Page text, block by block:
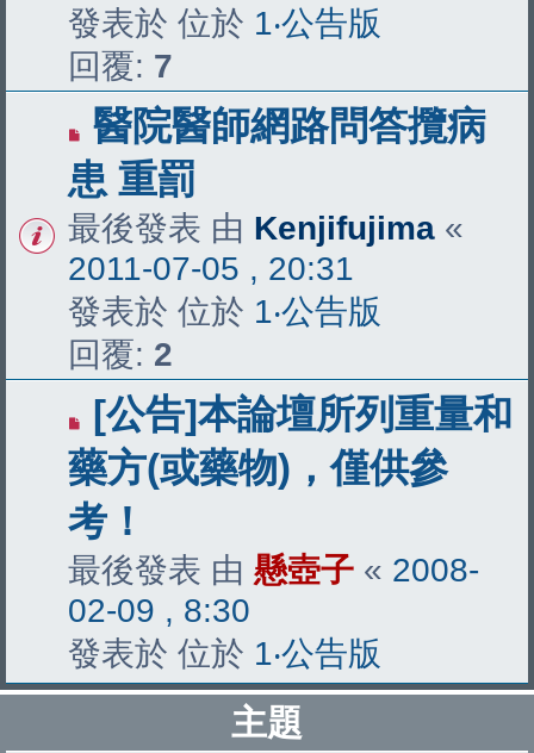
發表於 位於 1‧公告版
回覆: 7
醫院醫師網路問答攬病
患 重罰
最後發表 由 Kenjifujima «
2011-07-05 , 20:31
發表於 位於 1‧公告版
回覆: 2
[公告]本論壇所列重量和
藥方(或藥物)，僅供參
考！
最後發表 由 懸壺子 « 2008-
02-09 , 8:30
發表於 位於 1‧公告版
主題